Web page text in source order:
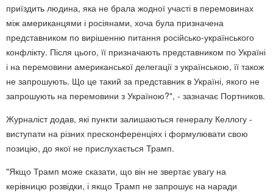
приїздить людина, яка не брала жодної участі в перемовинах
між американцями і росіянами, хоча була призначена
представником по вирішенню питання російсько-українського
конфлікту. Після цього, її призначають представником по Україні
і на перемовини американської делегації з українською, її також
не запрошують. Що це такий за представник в Україні, якого не
запрошують на перемовини з Україною?", - зазначає Портников.
Журналіст додав, які пункти залишаються генералу Келлогу -
виступати на різних пресконференціях і формулювати свою
позицію, до якої не прислухається Трамп.
"Якщо Трамп може сказати, що він не звертає увагу на
керівницю розвідки, і якщо Трамп не запрошує на наради